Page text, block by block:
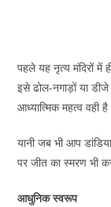
पहले यह नृत्य मंदिरों में
इसे ढोल-नगाड़ों या
आध्यात्मिक महत्व वही
यानी जब भी आप
पर जीत का स्मरण भी
आधुनिक स्वरूप